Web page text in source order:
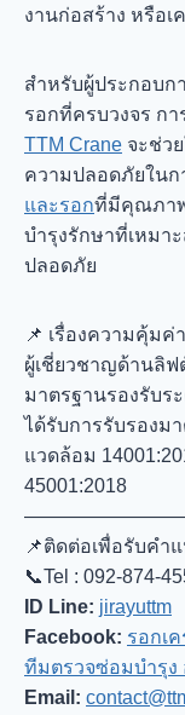
งานก่อสร้าง หรือ
สำหรับผู้ประกอบก
รอกที่ครบวงจร ก
TTM Crane จะช่ว
ความปลอดภัยในก
และรอกที่มีคุณภา
บำรุงรักษาที่เหมา
ปลอดภัย
📌 เรื่องความคุ้มค่
ผู้เชี่ยวชาญด้านลิฟ
มาตรฐานรองรับร
ได้รับการรับรองม
แวดล้อม
45001:2018
📌ติดต่อเพื่อรับคำ
📞Tel : 092-874-
ID Line​: jirayuttm
Facebook: รอกเ
ทีมตรวจซ่อมบำรุง
Email: